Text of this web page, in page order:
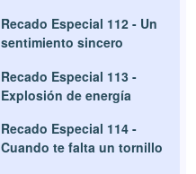
Recado Especial 112 - Un
sentimiento sincero
Recado Especial 113 -
Explosión de energía
Recado Especial 114 -
Cuando te falta un tornillo